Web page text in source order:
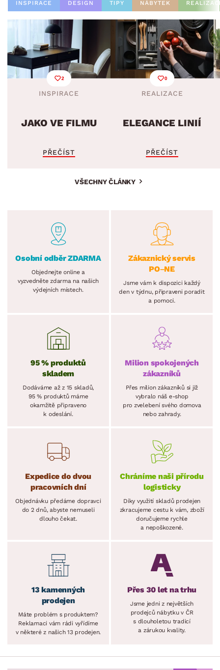
INSPIRACE DESIGN TIPY NÁBYTEK
2
INSPIRACE
JAKO VE FILMU
PŘEČÍST
0
REALIZACE
ELEGANCE LINIÍ
PŘEČÍST
VŠECHNY ČLÁNKY
Osobní odběr ZDARMA
Objednejte online a
vyzvedněte zdarma na našich
výdejních místech.
Zákaznický servis
PO–NE
Jsme vám k dispozici každý
den v týdnu, připraveni poradit
a pomoci.
95 % produktů
skladem
Dodáváme až z 15 skladů,
95 % produktů máme
okamžitě připraveno
k odeslání.
Milion spokojených
zákazníků
Přes milion zákazníků si již
vybralo náš e-shop
pro zvelebení svého domova
nebo zahrady.
Expedice do dvou
pracovních dní
Objednávku předáme dopravci
do 2 dnů, abyste nemuseli
dlouho čekat.
Chráníme naši přírodu
logisticky
Díky využití skladů prodejen
zkracujeme cestu k vám, zboží
doručujeme rychle
a nepoškozené.
13 kamenných
prodejen
Máte problém s produktem?
Reklamaci vám rádi vyřídíme
v některé z našich 13 prodejen.
Přes 30 let na trhu
Jsme jedni z největších
prodejců nábytku v ČR
s dlouholetou tradicí
a zárukou kvality.